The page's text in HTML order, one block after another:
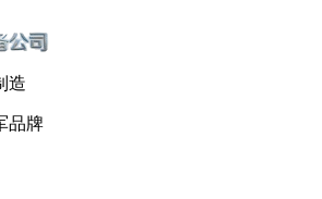
造
品牌